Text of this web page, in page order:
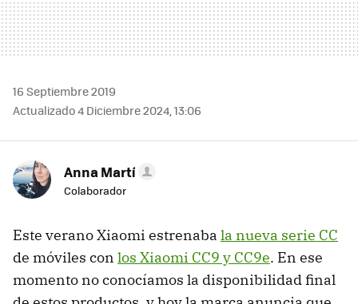
16 Septiembre 2019
Actualizado 4 Diciembre 2024, 13:06
Anna Martí
Colaborador
Este verano Xiaomi estrenaba la nueva serie CC
de móviles con los Xiaomi CC9 y CC9e. En ese
momento no conocíamos la disponibilidad final